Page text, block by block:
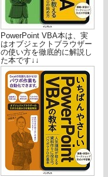
PowerPoint VBA本は、実
はオブジェクトブラウザー
の使い方を徹底的に解説し
た本です↓↓